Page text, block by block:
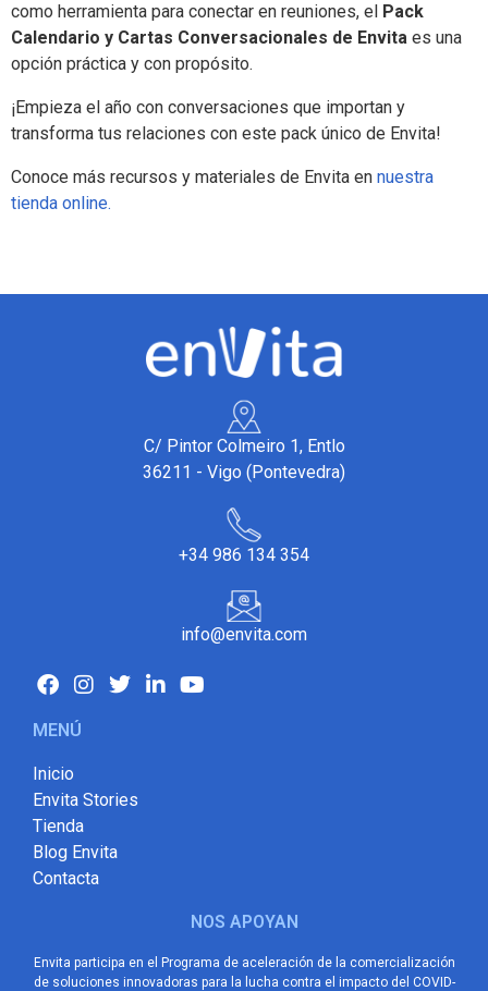
como herramienta para conectar en reuniones, el Pack
Calendario y Cartas Conversacionales de Envita es una
opción práctica y con propósito.
¡Empieza el año con conversaciones que importan y
transforma tus relaciones con este pack único de Envita!
Conoce más recursos y materiales de Envita en nuestra
tienda online.
C/ Pintor Colmeiro 1, Entlo
36211 - Vigo (Pontevedra)
+34 986 134 354
info@envita.com
MENÚ
Inicio
Envita Stories
Tienda
Blog Envita
Contacta
NOS APOYAN
Envita participa en el Programa de aceleración de la comercialización
de soluciones innovadoras para la lucha contra el impacto del COVID-